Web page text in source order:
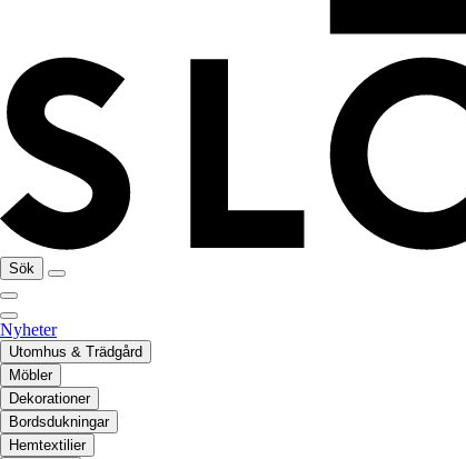
Sök
Nyheter
Utomhus & Trädgård
Möbler
Dekorationer
Bordsdukningar
Hemtextilier